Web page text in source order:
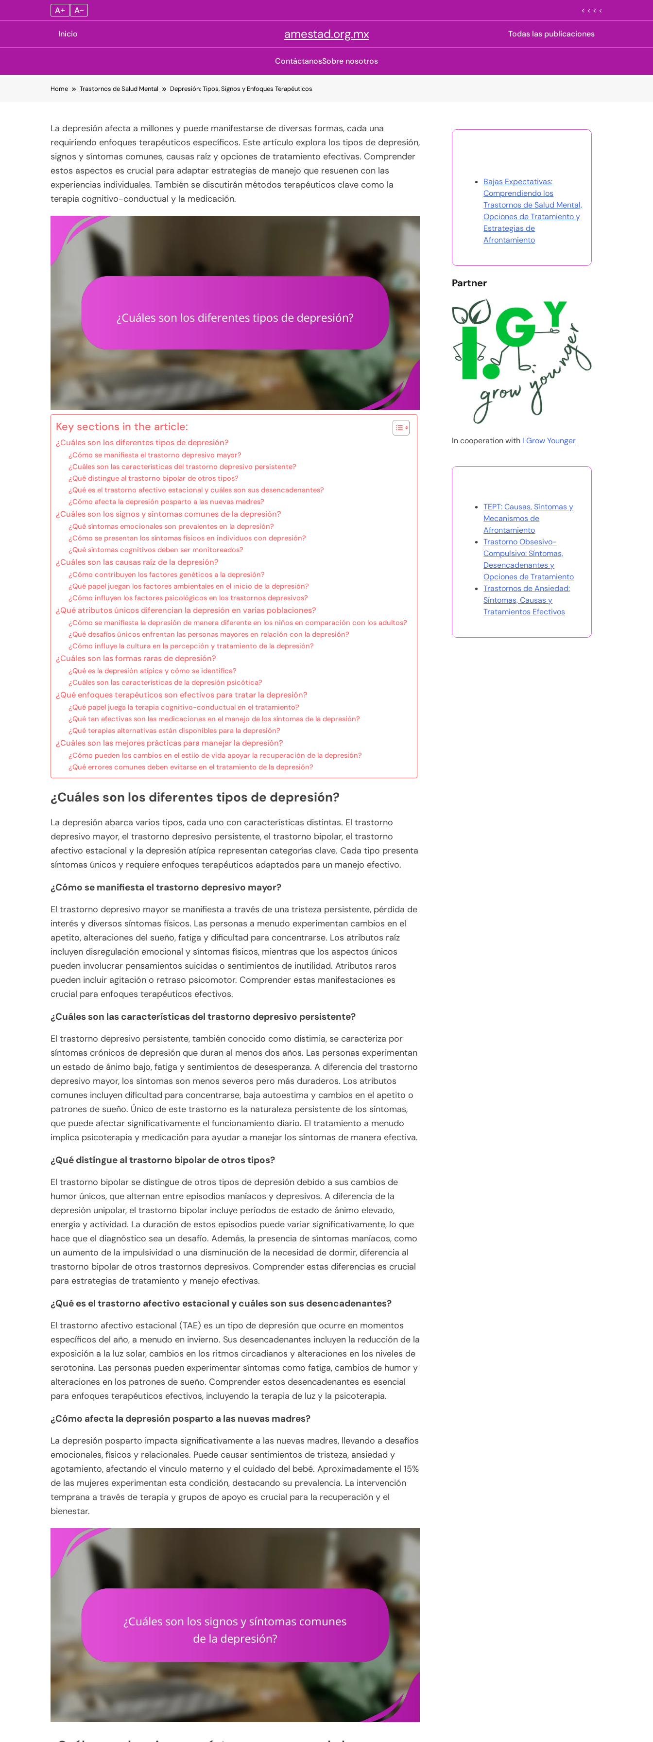
A+ A– < < < <
Inicio amestad.org.mx Todas las publicaciones
ContáctanosSobre nosotros
Home Trastornos de Salud Mental Depresión: Tipos, Signos y Enfoques Terapéuticos
La depresión afecta a millones y puede manifestarse de diversas formas, cada una
requiriendo enfoques terapéuticos específicos. Este artículo explora los tipos de depresión,
signos y síntomas comunes, causas raíz y opciones de tratamiento efectivas. Comprender
estos aspectos es crucial para adaptar estrategias de manejo que resuenen con las
experiencias individuales. También se discutirán métodos terapéuticos clave como la
terapia cognitivo-conductual y la medicación.
Key sections in the article:
¿Cuáles son los diferentes tipos de depresión?
¿Cómo se manifiesta el trastorno depresivo mayor?
¿Cuáles son las características del trastorno depresivo persistente?
¿Qué distingue al trastorno bipolar de otros tipos?
¿Qué es el trastorno afectivo estacional y cuáles son sus desencadenantes?
¿Cómo afecta la depresión posparto a las nuevas madres?
¿Cuáles son los signos y síntomas comunes de la depresión?
¿Qué síntomas emocionales son prevalentes en la depresión?
¿Cómo se presentan los síntomas físicos en individuos con depresión?
¿Qué síntomas cognitivos deben ser monitoreados?
¿Cuáles son las causas raíz de la depresión?
¿Cómo contribuyen los factores genéticos a la depresión?
¿Qué papel juegan los factores ambientales en el inicio de la depresión?
¿Cómo influyen los factores psicológicos en los trastornos depresivos?
¿Qué atributos únicos diferencian la depresión en varias poblaciones?
¿Cómo se manifiesta la depresión de manera diferente en los niños en comparación con los adultos?
¿Qué desafíos únicos enfrentan las personas mayores en relación con la depresión?
¿Cómo influye la cultura en la percepción y tratamiento de la depresión?
¿Cuáles son las formas raras de depresión?
¿Qué es la depresión atípica y cómo se identifica?
¿Cuáles son las características de la depresión psicótica?
¿Qué enfoques terapéuticos son efectivos para tratar la depresión?
¿Qué papel juega la terapia cognitivo-conductual en el tratamiento?
¿Qué tan efectivas son las medicaciones en el manejo de los síntomas de la depresión?
¿Qué terapias alternativas están disponibles para la depresión?
¿Cuáles son las mejores prácticas para manejar la depresión?
¿Cómo pueden los cambios en el estilo de vida apoyar la recuperación de la depresión?
¿Qué errores comunes deben evitarse en el tratamiento de la depresión?
¿Cuáles son los diferentes tipos de depresión?
La depresión abarca varios tipos, cada uno con características distintas. El trastorno
depresivo mayor, el trastorno depresivo persistente, el trastorno bipolar, el trastorno
afectivo estacional y la depresión atípica representan categorías clave. Cada tipo presenta
síntomas únicos y requiere enfoques terapéuticos adaptados para un manejo efectivo.
¿Cómo se manifiesta el trastorno depresivo mayor?
El trastorno depresivo mayor se manifiesta a través de una tristeza persistente, pérdida de
interés y diversos síntomas físicos. Las personas a menudo experimentan cambios en el
apetito, alteraciones del sueño, fatiga y dificultad para concentrarse. Los atributos raíz
incluyen disregulación emocional y síntomas físicos, mientras que los aspectos únicos
pueden involucrar pensamientos suicidas o sentimientos de inutilidad. Atributos raros
pueden incluir agitación o retraso psicomotor. Comprender estas manifestaciones es
crucial para enfoques terapéuticos efectivos.
¿Cuáles son las características del trastorno depresivo persistente?
El trastorno depresivo persistente, también conocido como distimia, se caracteriza por
síntomas crónicos de depresión que duran al menos dos años. Las personas experimentan
un estado de ánimo bajo, fatiga y sentimientos de desesperanza. A diferencia del trastorno
depresivo mayor, los síntomas son menos severos pero más duraderos. Los atributos
comunes incluyen dificultad para concentrarse, baja autoestima y cambios en el apetito o
patrones de sueño. Único de este trastorno es la naturaleza persistente de los síntomas,
que puede afectar significativamente el funcionamiento diario. El tratamiento a menudo
implica psicoterapia y medicación para ayudar a manejar los síntomas de manera efectiva.
¿Qué distingue al trastorno bipolar de otros tipos?
El trastorno bipolar se distingue de otros tipos de depresión debido a sus cambios de
humor únicos, que alternan entre episodios maníacos y depresivos. A diferencia de la
depresión unipolar, el trastorno bipolar incluye períodos de estado de ánimo elevado,
energía y actividad. La duración de estos episodios puede variar significativamente, lo que
hace que el diagnóstico sea un desafío. Además, la presencia de síntomas maníacos, como
un aumento de la impulsividad o una disminución de la necesidad de dormir, diferencia al
trastorno bipolar de otros trastornos depresivos. Comprender estas diferencias es crucial
para estrategias de tratamiento y manejo efectivas.
¿Qué es el trastorno afectivo estacional y cuáles son sus desencadenantes?
El trastorno afectivo estacional (TAE) es un tipo de depresión que ocurre en momentos
específicos del año, a menudo en invierno. Sus desencadenantes incluyen la reducción de la
exposición a la luz solar, cambios en los ritmos circadianos y alteraciones en los niveles de
serotonina. Las personas pueden experimentar síntomas como fatiga, cambios de humor y
alteraciones en los patrones de sueño. Comprender estos desencadenantes es esencial
para enfoques terapéuticos efectivos, incluyendo la terapia de luz y la psicoterapia.
¿Cómo afecta la depresión posparto a las nuevas madres?
La depresión posparto impacta significativamente a las nuevas madres, llevando a desafíos
emocionales, físicos y relacionales. Puede causar sentimientos de tristeza, ansiedad y
agotamiento, afectando el vínculo materno y el cuidado del bebé. Aproximadamente el 15%
de las mujeres experimentan esta condición, destacando su prevalencia. La intervención
temprana a través de terapia y grupos de apoyo es crucial para la recuperación y el
bienestar.
Bajas Expectativas:
Comprendiendo los
Trastornos de Salud Mental,
Opciones de Tratamiento y
Estrategias de
Afrontamiento
Partner
In cooperation with I Grow Younger
TEPT: Causas, Síntomas y
Mecanismos de
Afrontamiento
Trastorno Obsesivo-
Compulsivo: Síntomas,
Desencadenantes y
Opciones de Tratamiento
Trastornos de Ansiedad:
Síntomas, Causas y
Tratamientos Efectivos